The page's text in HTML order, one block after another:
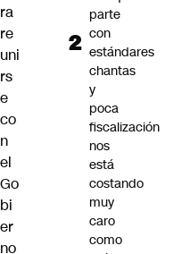
ra
re
uni
rs
e
co
n
el
Go
bi
er
no
parte
con
estándares
chantas
y
poca
fiscalización
nos
está
costando
muy
caro
como